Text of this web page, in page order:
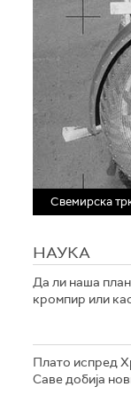
Свемирска
НАУКА
Да ли наша
кромпир или
Плато испред
Саве добија